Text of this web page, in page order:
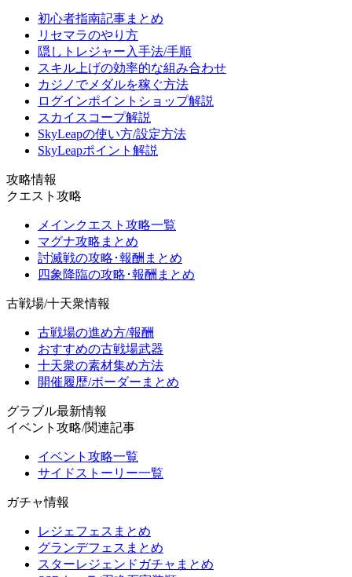
初心者指南記事まとめ
リセマラのやり方
隠しトレジャー入手法/手順
スキル上げの効率的な組み合わせ
カジノでメダルを稼ぐ方法
ログインポイントショップ解説
スカイスコープ解説
SkyLeapの使い方/設定方法
SkyLeapポイント解説
攻略情報
クエスト攻略
メインクエスト攻略一覧
マグナ攻略まとめ
討滅戦の攻略･報酬まとめ
四象降臨の攻略･報酬まとめ
古戦場/十天衆情報
古戦場の進め方/報酬
おすすめの古戦場武器
十天衆の素材集め方法
開催履歴/ボーダーまとめ
グラブル最新情報
イベント攻略/関連記事
イベント攻略一覧
サイドストーリー一覧
ガチャ情報
レジェフェスまとめ
グランデフェスまとめ
スターレジェンドガチャまとめ